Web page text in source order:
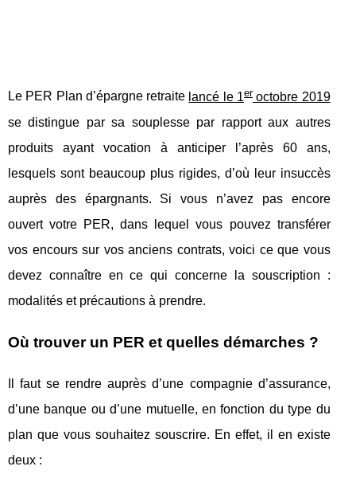
Le PER Plan d’épargne retraite lancé le 1er octobre 2019
se distingue par sa souplesse par rapport aux autres
produits ayant vocation à anticiper l’après 60 ans,
lesquels sont beaucoup plus rigides, d’où leur insuccès
auprès des épargnants. Si vous n’avez pas encore
ouvert votre PER, dans lequel vous pouvez transférer
vos encours sur vos anciens contrats, voici ce que vous
devez connaître en ce qui concerne la souscription :
modalités et précautions à prendre.
Où trouver un PER et quelles démarches ?
Il faut se rendre auprès d’une compagnie d’assurance,
d’une banque ou d’une mutuelle, en fonction du type du
plan que vous souhaitez souscrire. En effet, il en existe
deux :